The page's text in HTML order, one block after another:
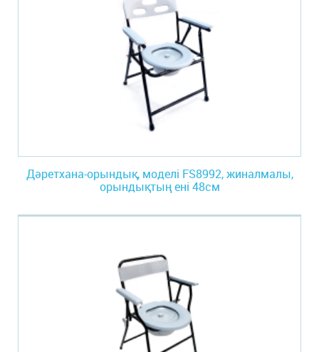
Дәретхана-орындық, моделі FS8992, жиналмалы,
орындықтың ені 48см